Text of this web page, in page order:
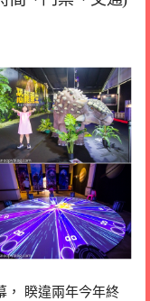
， 睽違兩年今年終